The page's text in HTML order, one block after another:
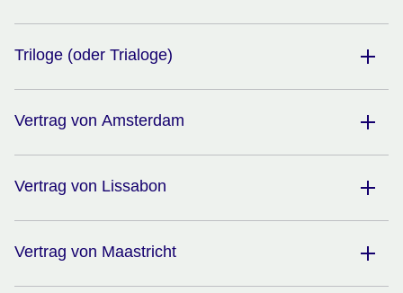
Triloge (oder Trialoge)
Vertrag von Amsterdam
Vertrag von Lissabon
Vertrag von Maastricht